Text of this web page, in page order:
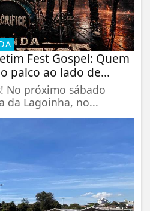
Fest Gospel: Quem
palco ao lado de...
No próximo sábado
da Lagoinha, no...